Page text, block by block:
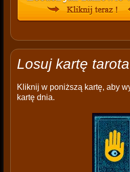
Losuj kartę tarota
Kliknij w poniższą kartę, aby
kartę dnia.